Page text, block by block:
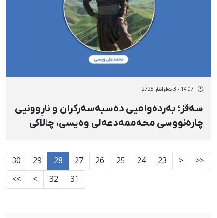
14:07 - 3 بەفرانبار 2725
سەقز؛ بەردەوامیی دەسبەسەرکران و ناڕوونیی
چارەنووسی محەممەدعەلی وەیسی، چالاکی
<<
<
23
24
25
26
27
28
29
30
31
32
>
>>